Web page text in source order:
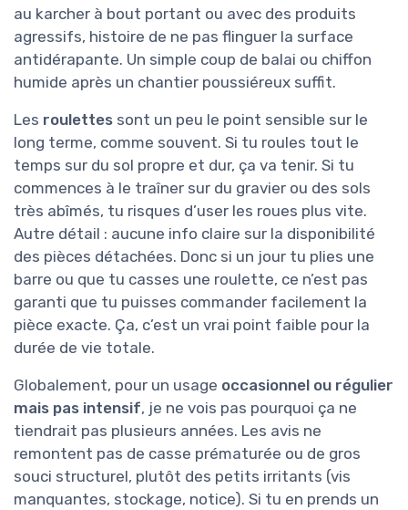
au karcher à bout portant ou avec des produits
agressifs, histoire de ne pas flinguer la surface
antidérapante. Un simple coup de balai ou chiffon
humide après un chantier poussiéreux suffit.
Les roulettes sont un peu le point sensible sur le
long terme, comme souvent. Si tu roules tout le
temps sur du sol propre et dur, ça va tenir. Si tu
commences à le traîner sur du gravier ou des sols
très abîmés, tu risques d’user les roues plus vite.
Autre détail : aucune info claire sur la disponibilité
des pièces détachées. Donc si un jour tu plies une
barre ou que tu casses une roulette, ce n’est pas
garanti que tu puisses commander facilement la
pièce exacte. Ça, c’est un vrai point faible pour la
durée de vie totale.
Globalement, pour un usage occasionnel ou régulier
mais pas intensif, je ne vois pas pourquoi ça ne
tiendrait pas plusieurs années. Les avis ne
remontent pas de casse prématurée ou de gros
souci structurel, plutôt des petits irritants (vis
manquantes, stockage, notice). Si tu en prends un